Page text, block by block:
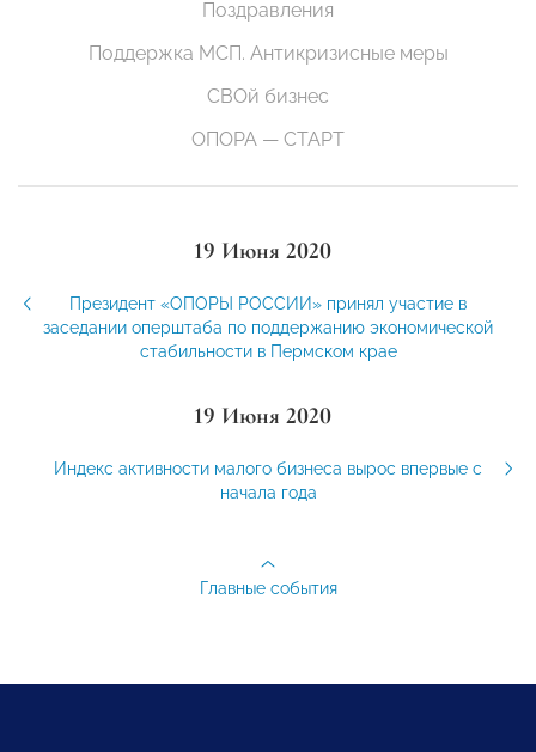
Поздравления
Поддержка МСП. Антикризисные меры
СВОй бизнес
ОПОРА — СТАРТ
19 Июня 2020
Президент «ОПОРЫ РОССИИ» принял участие в
заседании оперштаба по поддержанию экономической
стабильности в Пермском крае
19 Июня 2020
Индекс активности малого бизнеса вырос впервые с
начала года
Главные события